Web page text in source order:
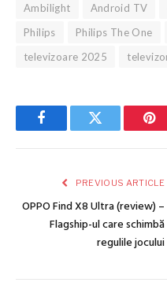
Ambilight Android TV
Philips
Philips The One
televizoare 2025
FacebookTwitter
PREVIOUS ARTICLE
OPPO Find X8 Ultra (review) –
Flagship-ul care schimbă
regulile jocului